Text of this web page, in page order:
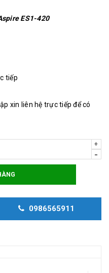
ES1-420
tiếp
xin liên hệ trực tiếp để có
+
-
0986565911